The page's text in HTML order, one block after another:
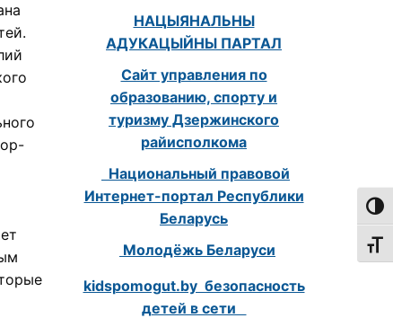
НАЦЫЯНАЛЬНЫ
АДУКАЦЫЙНЫ ПАРТАЛ
Сайт управления по
образованию, спорту и
туризму Дзержинского
райисполкома
Национальный правовой
Интернет-портал Республики
Беларусь
Молодёжь Беларуси
kidspomogut.by безопасность
детей в сети